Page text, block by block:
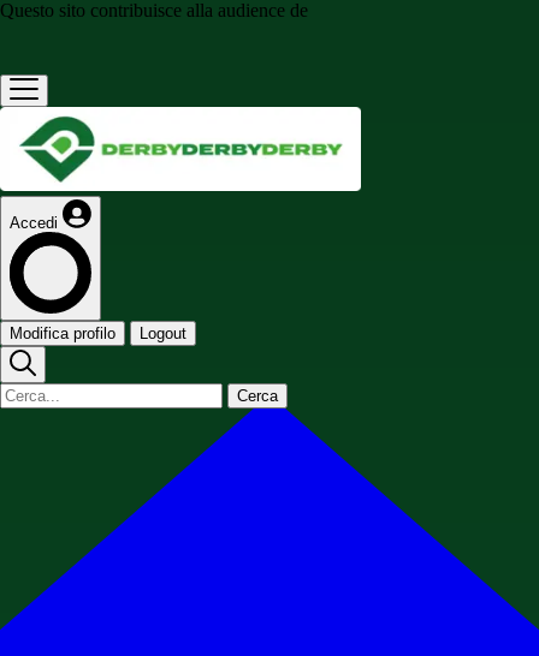
Questo sito contribuisce alla audience de
Accedi
Modifica profilo Logout
Cerca